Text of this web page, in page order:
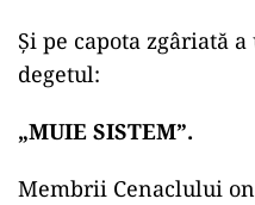
Și pe capota zgâriată
degetul:
„MUIE SISTEM”.
Membrii Cenaclului